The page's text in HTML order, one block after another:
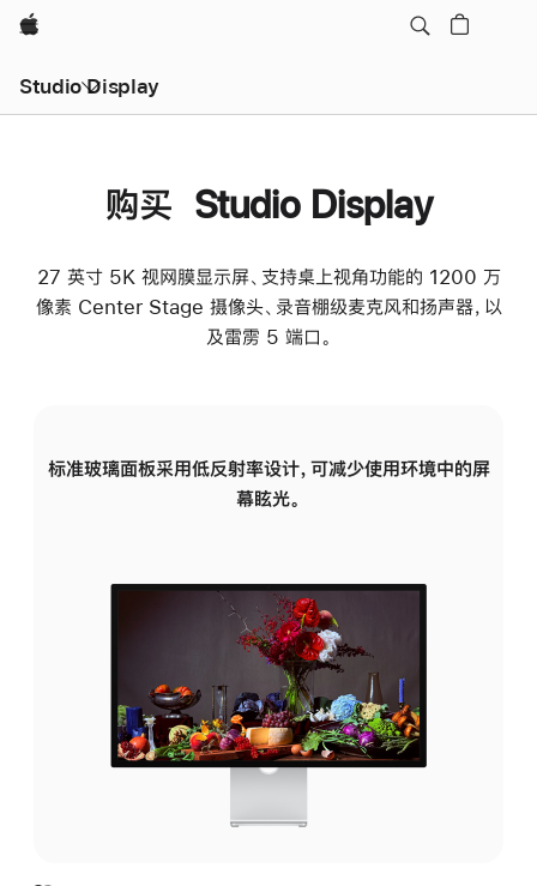
Apple
Studio Display
购买 Studio Display
27 英寸 5K 视网膜显示屏、支持桌上视角功能的 1200 万
像素 Center Stage 摄像头、录音棚级麦克风和扬声器，以
及雷雳 5 端口。
标准玻璃面板采用低反射率设计，可减少使用环境中的屏
幕眩光。